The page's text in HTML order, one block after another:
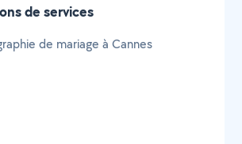
de services
de mariage à Cannes